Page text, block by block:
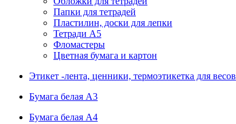
Папки для тетрадей
Пластилин, доски для лепки
Тетради А5
Фломастеры
Цветная бумага и картон
Этикет -лента, ценники, термоэтикетка для весов
Бумага белая А3
Бумага белая А4